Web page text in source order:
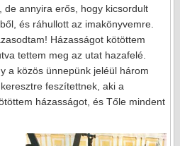
de annyira erős, hogy kicsordult
és ráhullott az imakönyvemre.
Házasságot kötöttem
tettem meg az utat hazafelé.
a közös ünnepünk jeléül három
feszítettnek, aki a
házasságot, és Tőle mindent